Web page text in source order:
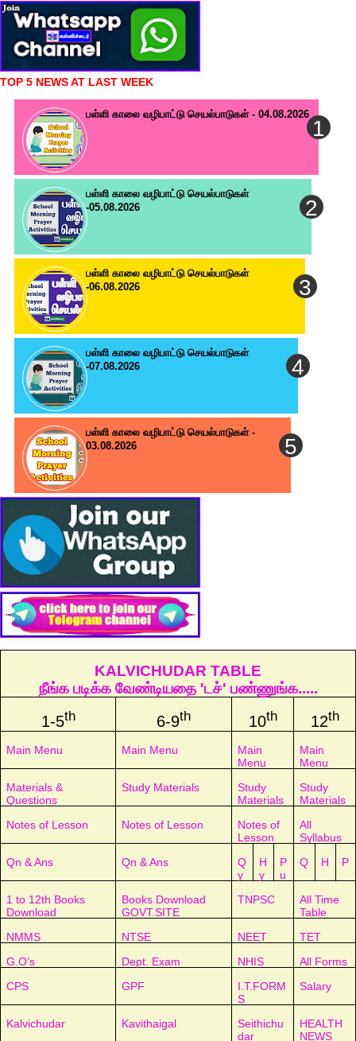
TOP 5 NEWS AT LAST WEEK
பள்ளி காலை வழிபாட்டு செயல்பாடுகள் - 04.08.2026
பள்ளி காலை வழிபாட்டு செயல்பாடுகள்
-05.08.2026
பள்ளி காலை வழிபாட்டு செயல்பாடுகள்
-06.08.2026
பள்ளி காலை வழிபாட்டு செயல்பாடுகள்
-07.08.2026
பள்ளி காலை வழிபாட்டு செயல்பாடுகள் -
03.08.2026
KALVICHUDAR TABLE
நீங்க படிக்க வேண்டியதை 'டச்' பண்ணுங்க.....
1-5th 6-9th 10th 12th
Main Menu Main Menu
Main
Menu
Main
Menu
Materials &
Questions
Study Materials
Study
Materials
Study
Materials
Notes of Lesson
Notes of Lesson
Notes of
Lesson
All
Syllabus
Qn & Ans
Qn & Ans
Q
y
H
y
P
u
Q H P
1 to 12th Books
Download
Books Download
GOVT.SITE
TNPSC
All Time
Table
NMMS
NTSE NEET
TET
G.O’s
Dept. Exam NHIS
All Forms
CPS
GPF
I.T.FORM
S
Salary
Kalvichudar Kavithaigal
Seithichu
dar
HEALTH
NEWS